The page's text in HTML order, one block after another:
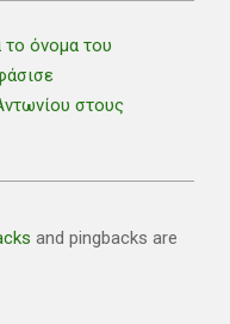
το όνομα του
στους
and pingbacks are